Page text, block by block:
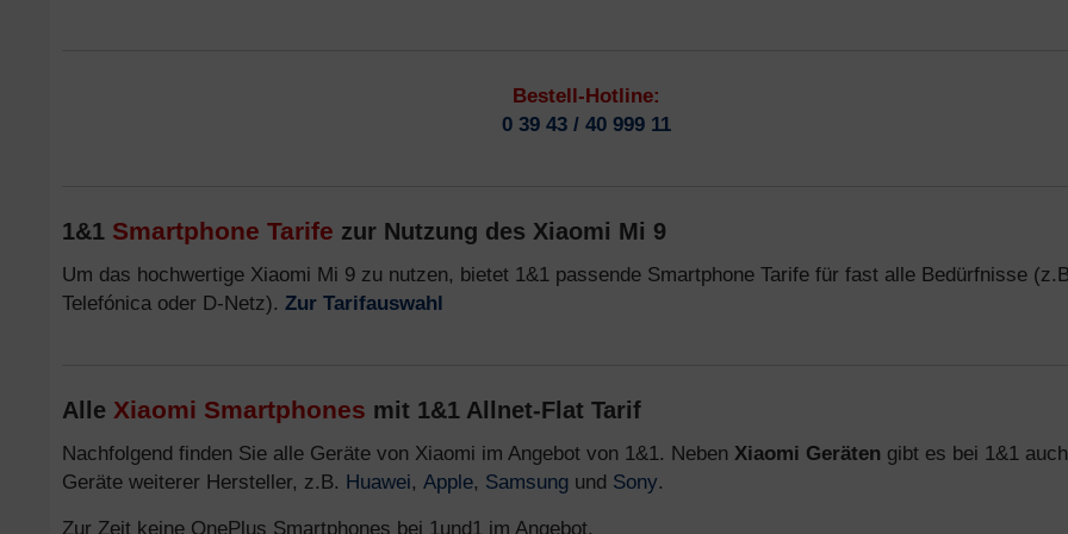
Bestell-Hotline:
0 39 43 / 40 999 11
1&1 Smartphone Tarife zur Nutzung des Xiaomi Mi 9
Um das hochwertige Xiaomi Mi 9 zu nutzen, bietet 1&1 passende Smartphone Tarife für fast alle Bedürfnisse
Telefónica oder D-Netz). Zur Tarifauswahl
Alle Xiaomi Smartphones mit 1&1 Allnet-Flat Tarif
Nachfolgend finden Sie alle Geräte von Xiaomi im Angebot von 1&1. Neben Xiaomi Geräten gibt es bei 1&1 auch
Geräte weiterer Hersteller, z.B. Huawei, Apple, Samsung und Sony.
Zur Zeit keine OnePlus Smartphones bei 1und1 im Angebot.